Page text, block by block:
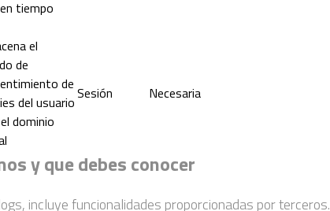
tiempo
el
de
de
del usuario
dominio
Sesión Necesaria
y que debes conocer
incluye funcionalidades proporcionadas por terceros.